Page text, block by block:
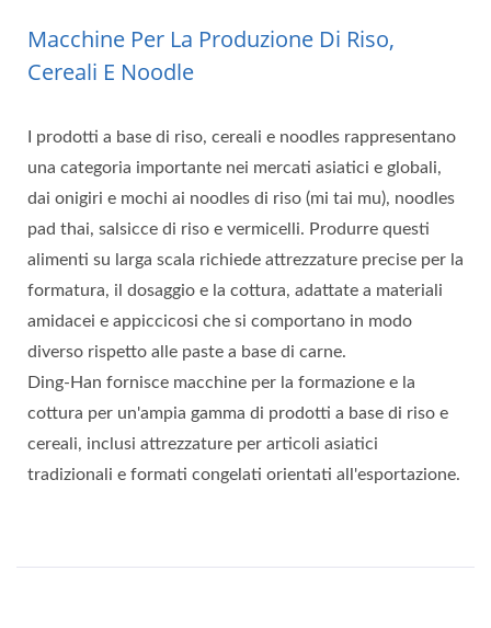
Macchine Per La Produzione Di Riso,
Cereali E Noodle
I prodotti a base di riso, cereali e noodles rappresentano
una categoria importante nei mercati asiatici e globali,
dai onigiri e mochi ai noodles di riso (mi tai mu), noodles
pad thai, salsicce di riso e vermicelli. Produrre questi
alimenti su larga scala richiede attrezzature precise per la
formatura, il dosaggio e la cottura, adattate a materiali
amidacei e appiccicosi che si comportano in modo
diverso rispetto alle paste a base di carne.
Ding-Han fornisce macchine per la formazione e la
cottura per un'ampia gamma di prodotti a base di riso e
cereali, inclusi attrezzature per articoli asiatici
tradizionali e formati congelati orientati all'esportazione.